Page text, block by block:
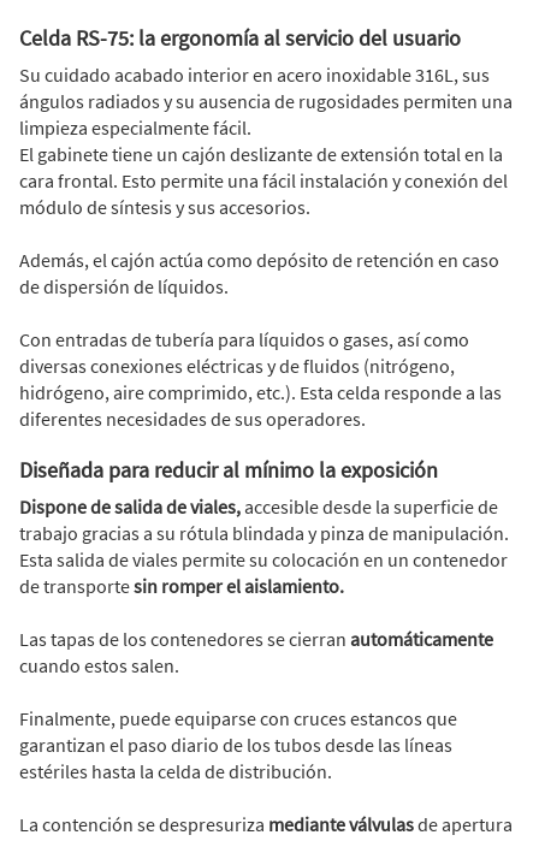
Celda RS-75: la ergonomía al servicio del usuario
Su cuidado acabado interior en acero inoxidable 316L, sus
ángulos radiados y su ausencia de rugosidades permiten una
limpieza especialmente fácil.
El gabinete tiene un cajón deslizante de extensión total en la
cara frontal. Esto permite una fácil instalación y conexión del
módulo de síntesis y sus accesorios.
Además, el cajón actúa como depósito de retención en caso
de dispersión de líquidos.
Con entradas de tubería para líquidos o gases, así como
diversas conexiones eléctricas y de fluidos (nitrógeno,
hidrógeno, aire comprimido, etc.). Esta celda responde a las
diferentes necesidades de sus operadores.
Diseñada para reducir al mínimo la exposición
Dispone de salida de viales,accesible desde la superficie de
trabajo gracias a su rótula blindada y pinza de manipulación.
Esta salida de viales permite su colocación en un contenedor
de transportesin romper el aislamiento.
Las tapas de los contenedores se cierran automáticamente
cuando estos salen.
Finalmente, puede equiparse con cruces estancos que
garantizan el paso diario de los tubos desde las líneas
estériles hasta la celda de distribución.
La contención se despresuriza mediante válvulasde apertura